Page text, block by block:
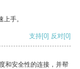
手。
支持[0] 反对[0]
和安全性的连接，并帮